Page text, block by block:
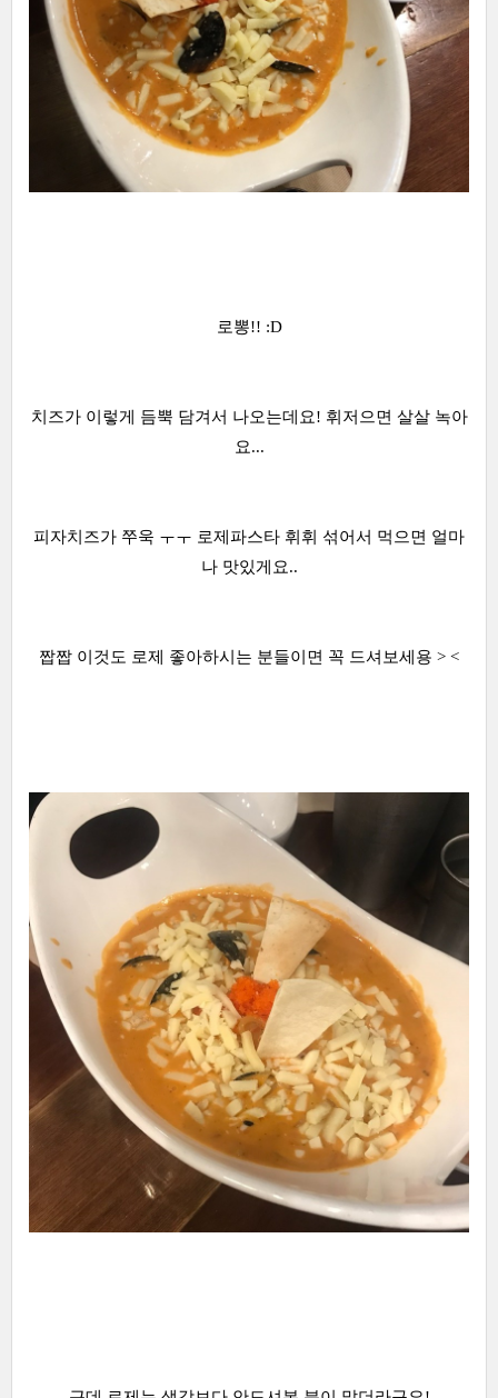
로뽕!! :D
치즈가 이렇게 듬뿍 담겨서 나오는데요! 휘저으면 살살 녹아
요...
피자치즈가 쭈욱 ㅜㅜ 로제파스타 휘휘 섞어서 먹으면 얼마
나 맛있게요..
짭짭 이것도 로제 좋아하시는 분들이면 꼭 드셔보세용 > <